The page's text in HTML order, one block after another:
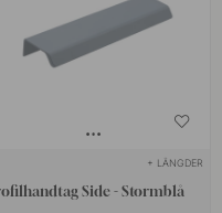
+ LÄNGDER
Side - Stormblå